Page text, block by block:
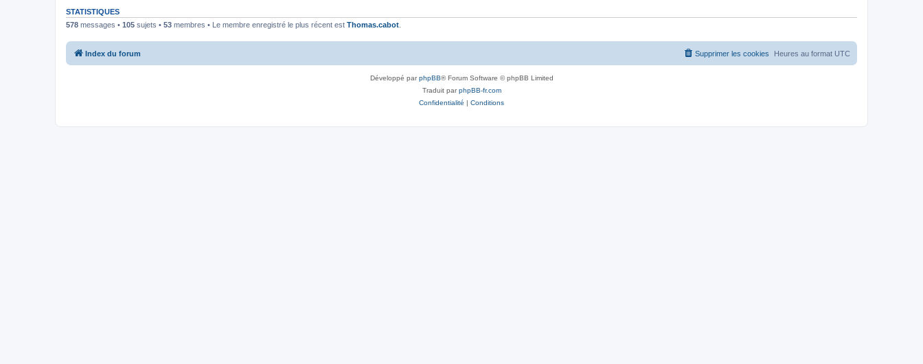
STATISTIQUES
578 messages • 105 sujets • 53 membres • Le membre enregistré le plus récent est Thomas.cabot
Index du forum Heures au format UTC
Supprimer les cookies
Développé parphpBB® Forum Software © phpBB Limited
Traduit parphpBB-fr.com
Confidentialité | Conditions